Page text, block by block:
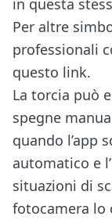
Per altre
professionali
questo link.
La torcia può
spegne
quando l’app
automatico e
situazioni di
fotocamera lo